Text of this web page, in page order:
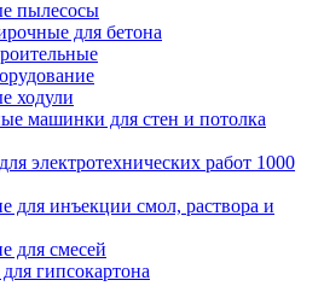
пылесосы
для бетона
ходули
машинки для стен и потолка
электротехнических работ 1000
для инъекции смол, раствора и
для смесей
гипсокартона